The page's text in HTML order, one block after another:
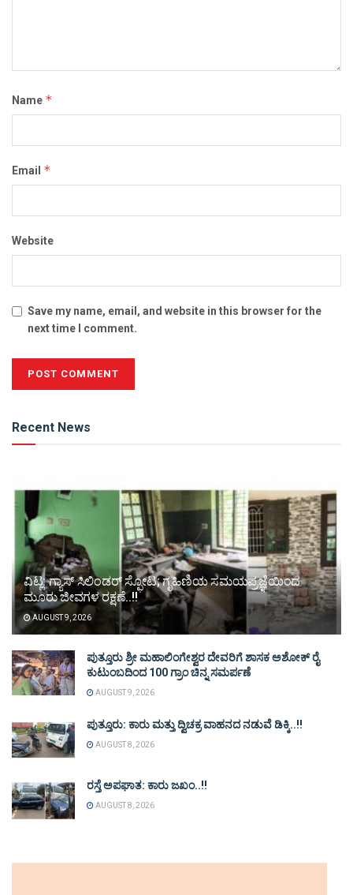
Name *
Email *
Website
Save my name, email, and website in this browser for the
next time I comment.
Recent News
ವಿಟ್ಲ: ಗ್ಯಾಸ್ ಸಿಲಿಂಡರ್ ಸ್ಫೋಟ; ಗೃಹಿಣಿಯ ಸಮಯಪ್ರಜ್ಞೆಯಿಂದ
ಮೂರು ಜೀವಗಳ ರಕ್ಷಣೆ..!!
AUGUST 9, 2026
ಪುತ್ತೂರು ಶ್ರೀ ಮಹಾಲಿಂಗೇಶ್ವರ ದೇವರಿಗೆ ಶಾಸಕ ಅಶೋಕ್ ರೈ
ಕುಟುಂಬದಿಂದ 100 ಗ್ರಾಂ ಚಿನ್ನ ಸಮರ್ಪಣೆ
AUGUST 9, 2026
ಪುತ್ತೂರು: ಕಾರು ಮತ್ತು ದ್ವಿಚಕ್ರ ವಾಹನದ ನಡುವೆ ಡಿಕ್ಕಿ..!!
AUGUST 8, 2026
ರಸ್ತೆ ಅಪಘಾತ: ಕಾರು ಜಖಂ..!!
AUGUST 8, 2026